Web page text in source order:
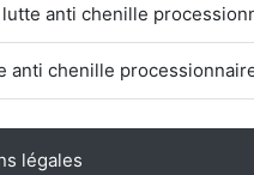
anti chenille
anti chenille
légales